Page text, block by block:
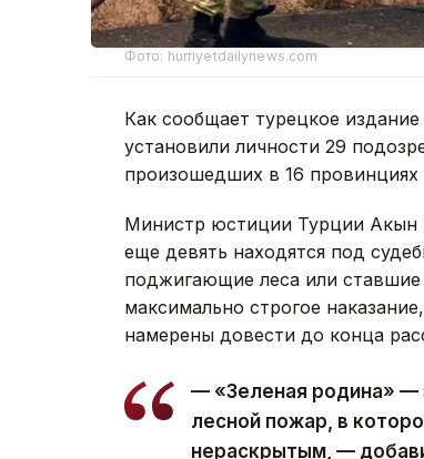
Фото: hurriyetdailynews.com
Как сообщает турецкое издание
установили личности 29
произошедших в 16 провинциях
Министр юстиции Турции Акын
еще девять находятся под
поджигающие леса или
максимально строгое
намерены довести до конца
— «Зеленая родина» —
лесной пожар, в
нераскрытым, —